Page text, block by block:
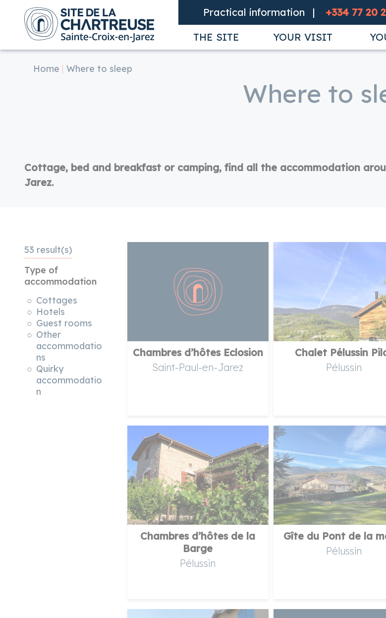
Practical information +334 77 20
THE SITE
YOUR VISIT
Home Where to sleep
Where to
Cottage, bed and breakfast or camping, find all the accommodation
Jarez.
53 result(s)
Type of
accommodation
Cottages
Hotels
Guest rooms
Other
accommodatio
ns
Quirky
accommodatio
n
Chambres d’hôtes Eclosion
Saint-Paul-en-Jarez
Chalet Pélussin
Pélussin
Chambres d’hôtes de la
Barge
Pélussin
Gîte du Pont de la
Pélussin
Cookies management panel